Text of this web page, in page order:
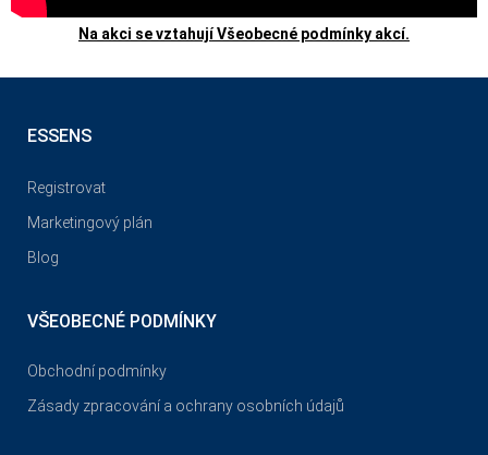
Na akci se vztahují Všeobecné podmínky akcí.
ESSENS
Registrovat
Marketingový plán
Blog
VŠEOBECNÉ PODMÍNKY
Obchodní podmínky
Zásady zpracování a ochrany osobních údajů